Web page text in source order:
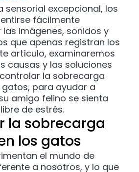
sensorial excepcional, los
fácilmente
imágenes, sonidos y
que apenas registran los
artículo, examinaremos
causas y las soluciones
la sobrecarga
gatos, para ayudar a
amigo felino se sienta
de estrés.
la sobrecarga
los gatos
el mundo de
a nosotros, y lo que